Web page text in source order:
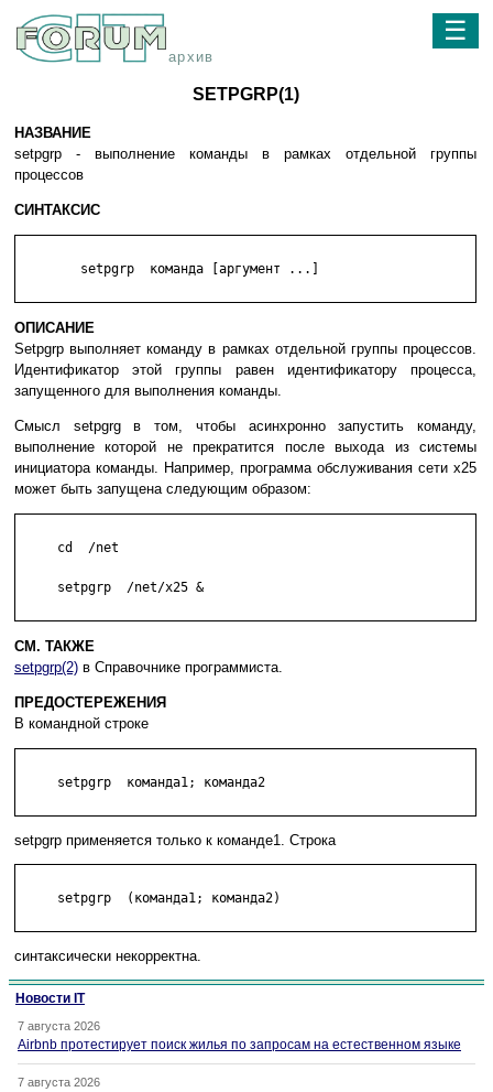
архив
☰
SETPGRP(1)
НАЗВАНИЕ
setpgrp - выполнение команды в рамках отдельной группы
процессов
СИНТАКСИС
ОПИСАНИЕ
Setpgrp выполняет команду в рамках отдельной группы процессов.
Идентификатор этой группы равен идентификатору процесса,
запущенного для выполнения команды.
Смысл setpgrg в том, чтобы асинхронно запустить команду,
выполнение которой не прекратится после выхода из системы
инициатора команды. Например, программа обслуживания сети x25
может быть запущена следующим образом:
     cd  /net
     setpgrp  /net/x25 &
СМ. ТАКЖЕ
setpgrp(2) в Справочнике программиста.
ПРЕДОСТЕРЕЖЕНИЯ
В командной строке
     setpgrp  команда1; команда2
setpgrp применяется только к команде1. Строка
     setpgrp  (команда1; команда2)
синтаксически некорректна.
Новости IT
7 августа 2026
Airbnb протестирует поиск жилья по запросам на естественном языке
7 августа 2026